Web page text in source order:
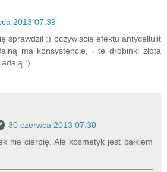
2013 07:39
sprawdził :) oczywiście efektu antycellulit
ma konsystencje, i te drobinki złota
:)
30 czerwca 2013 07:30
nie cierpię. Ale kosmetyk jest całkiem